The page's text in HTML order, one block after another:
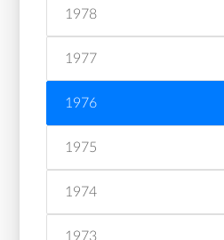
1978
1977
1976
1975
1974
1973